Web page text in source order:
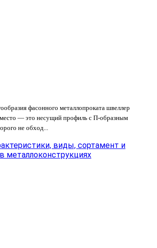
фасонного металлопроката швеллер
место — это несущий профиль с П-образным
не обход...
виды, сортамент и
металлоконструкциях